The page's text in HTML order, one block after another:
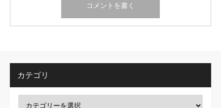
カテゴリ